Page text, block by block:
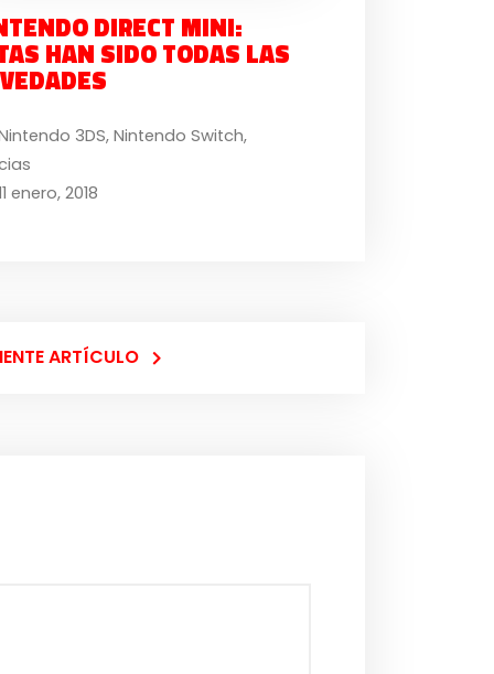
DIRECT MINI:
HAN SIDO TODAS LAS
3DS,Nintendo Switch,
enero, 2018
ARTÍCULO